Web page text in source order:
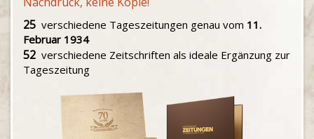
25 verschiedene Tageszeitungen genau vom 11.
Februar 1934
52 verschiedene Zeitschriften als ideale Ergänzung zur
Tageszeitung